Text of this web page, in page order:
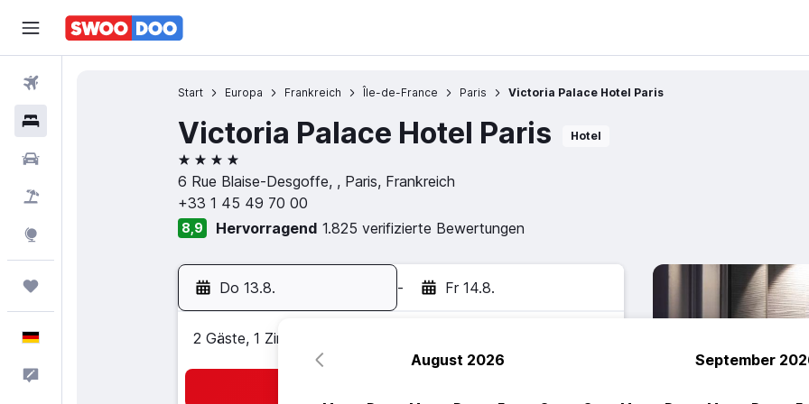
Start Europa Frankreich Île-de-France Paris Victoria Palace Hotel Paris
Victoria Palace Hotel Paris Hotel
4 Sterne
6 Rue Blaise-Desgoffe, , Paris, Frankreich
+33 1 45 49 70 00
8,9 Hervorragend 1.825 verifizierte Bewertungen
Do 13.8. - Fr 14.8.
2 Gäste, 1 Zimmer
August 2026 September